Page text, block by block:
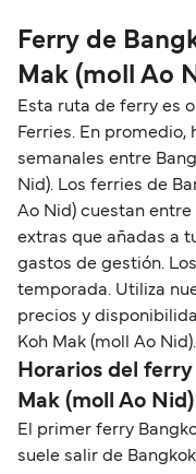
Ferry de
Mak (moll Ao
Esta ruta de ferry es
Ferries. En
semanales entre
Nid). Los ferries de
Ao Nid) cuestan entre
extras que añadas a
gastos de gestión.
temporada. Utiliza
precios y
Koh Mak (moll Ao Nid).
Horarios del
Mak (moll Ao Nid)
El primer ferry
suele salir de